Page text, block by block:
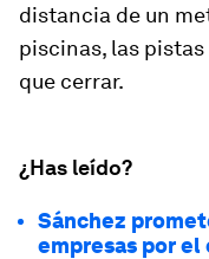
distancia de un
piscinas, las pistas
que cerrar.
¿Has leído?
Sánchez
empresas por el